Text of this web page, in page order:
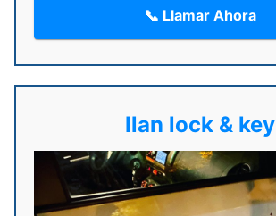
📞 Llamar Ahora
Ilan lock & key